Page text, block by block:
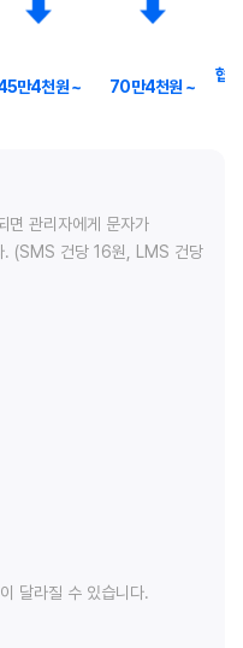
만4천원 ~ 70만4천원 ~
협
면 관리자에게 문자가
. (SMS 건당 16원, LMS 건당
달라질 수 있습니다.